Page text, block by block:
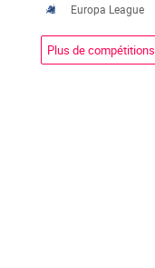
Europa League
Plus de compétitions